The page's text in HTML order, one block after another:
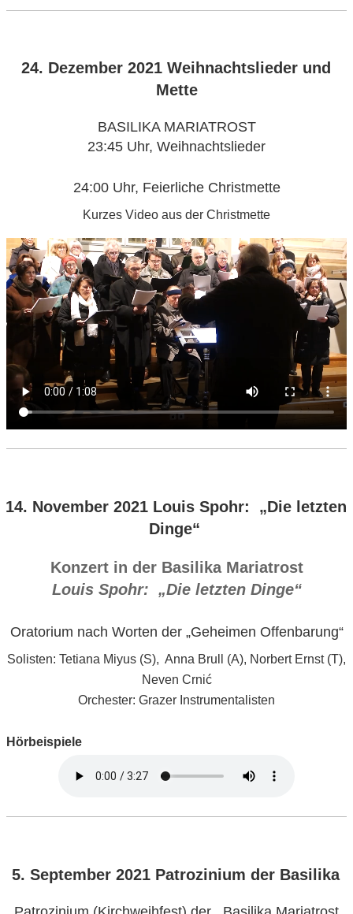
VERÖFFENTLICHT
AM
24. Dezember 2021 Weihnachtslieder und
Mette
BASILIKA MARIATROST
23:45 Uhr, Weihnachtslieder
24:00Uhr, Feierliche Christmette
Kurzes Video aus der Christmette
VERÖFFENTLICHT
AM
14. November 2021 Louis Spohr: „Die letzten
Dinge“
Konzert in der Basilika Mariatrost
Louis Spohr: „Die letzten Dinge“
Oratorium nach Worten der „Geheimen Offenbarung“
Solisten: Tetiana Miyus (S), Anna Brull (A), Norbert Ernst (T),
Neven Crnić
Orchester: Grazer Instrumentalisten
Hörbeispiele
VERÖFFENTLICHT
AM
5. September 2021 Patrozinium der Basilika